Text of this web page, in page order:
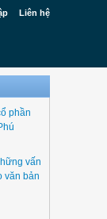
Liên hệ
phần
vấn
văn bản